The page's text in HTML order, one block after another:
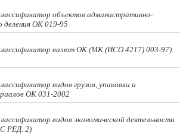
объектов административно-
деления ОК 019-95
валют ОК (МК (ИСО 4217) 003-97)
видов грузов, упаковки и
ОК 031-2002
видов экономической деятельности
РЕД. 2)